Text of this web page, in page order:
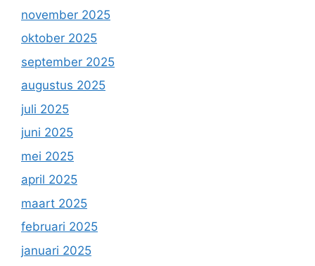
november 2025
oktober 2025
september 2025
augustus 2025
juli 2025
juni 2025
mei 2025
april 2025
maart 2025
februari 2025
januari 2025